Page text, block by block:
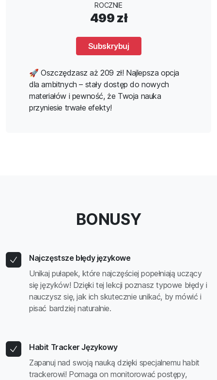
ROCZNIE
499 zł
Subskrybuj
🚀 Oszczędzasz aż 209 zł! Najlepsza opcja
dla ambitnych – stały dostęp do nowych
materiałów i pewność, że Twoja nauka
przyniesie trwałe efekty!
BONUSY
Najczęstsze błędy językowe
Unikaj pułapek, które najczęściej popełniają uczący
się języków! Dzięki tej lekcji poznasz typowe błędy i
nauczysz się, jak ich skutecznie unikać, by mówić i
pisać bardziej naturalnie.
Habit Tracker Językowy
Zapanuj nad swoją nauką dzięki specjalnemu habit
trackerowi! Pomaga on monitorować postępy,